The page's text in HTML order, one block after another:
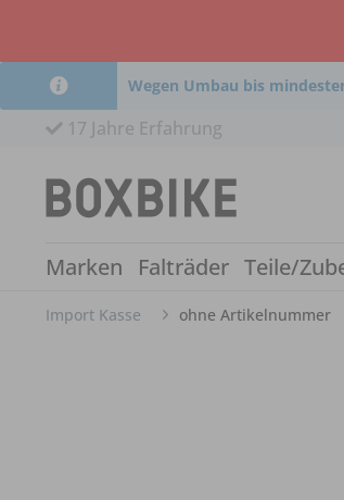
Wegen Umbau bis
17 Jahre Erfahrung
Marken Falträder Teile/
Import Kasse ohne Artikelnummer